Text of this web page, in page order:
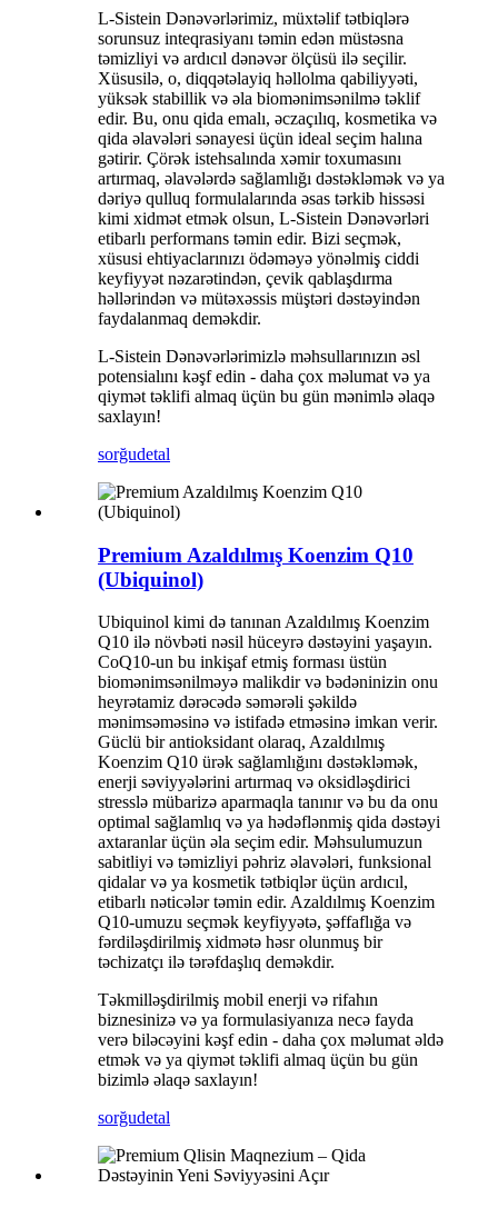
L-Sistein Dənəvərlərimiz, müxtəlif tətbiqlərə
sorunsuz inteqrasiyanı təmin edən müstəsna
təmizliyi və ardıcıl dənəvər ölçüsü ilə seçilir.
Xüsusilə, o, diqqətəlayiq həllolma qabiliyyəti,
yüksək stabillik və əla biomənimsənilmə təklif
edir. Bu, onu qida emalı, əczaçılıq, kosmetika və
qida əlavələri sənayesi üçün ideal seçim halına
gətirir. Çörək istehsalında xəmir toxumasını
artırmaq, əlavələrdə sağlamlığı dəstəkləmək və ya
dəriyə qulluq formulalarında əsas tərkib hissəsi
kimi xidmət etmək olsun, L-Sistein Dənəvərləri
etibarlı performans təmin edir. Bizi seçmək,
xüsusi ehtiyaclarınızı ödəməyə yönəlmiş ciddi
keyfiyyət nəzarətindən, çevik qablaşdırma
həllərindən və mütəxəssis müştəri dəstəyindən
faydalanmaq deməkdir.
L-Sistein Dənəvərlərimizlə məhsullarınızın əsl
potensialını kəşf edin - daha çox məlumat və ya
qiymət təklifi almaq üçün bu gün mənimlə əlaqə
saxlayın!
sorğudetal
Premium Azaldılmış Koenzim Q10
(Ubiquinol)
Ubiquinol kimi də tanınan Azaldılmış Koenzim
Q10 ilə növbəti nəsil hüceyrə dəstəyini yaşayın.
CoQ10-un bu inkişaf etmiş forması üstün
biomənimsənilməyə malikdir və bədəninizin onu
heyrətamiz dərəcədə səmərəli şəkildə
mənimsəməsinə və istifadə etməsinə imkan verir.
Güclü bir antioksidant olaraq, Azaldılmış
Koenzim Q10 ürək sağlamlığını dəstəkləmək,
enerji səviyyələrini artırmaq və oksidləşdirici
stresslə mübarizə aparmaqla tanınır və bu da onu
optimal sağlamlıq və ya hədəflənmiş qida dəstəyi
axtaranlar üçün əla seçim edir. Məhsulumuzun
sabitliyi və təmizliyi pəhriz əlavələri, funksional
qidalar və ya kosmetik tətbiqlər üçün ardıcıl,
etibarlı nəticələr təmin edir. Azaldılmış Koenzim
Q10-umuzu seçmək keyfiyyətə, şəffaflığa və
fərdiləşdirilmiş xidmətə həsr olunmuş bir
təchizatçı ilə tərəfdaşlıq deməkdir.
Təkmilləşdirilmiş mobil enerji və rifahın
biznesinizə və ya formulasiyanıza necə fayda
verə biləcəyini kəşf edin - daha çox məlumat əldə
etmək və ya qiymət təklifi almaq üçün bu gün
bizimlə əlaqə saxlayın!
sorğudetal